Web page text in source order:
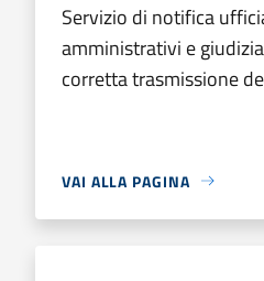
Servizio di notifica
amministrativi e
corretta trasmissione
VAI ALLA PAGINA